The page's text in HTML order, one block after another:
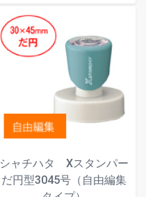
シャチハタ Xスタンパー
だ円型3045号（自由編集